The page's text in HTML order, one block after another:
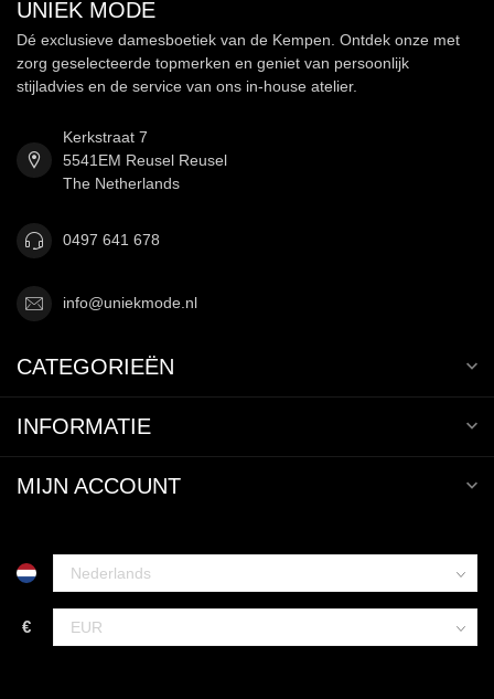
UNIEK MODE
Dé exclusieve damesboetiek van de Kempen. Ontdek onze met
zorg geselecteerde topmerken en geniet van persoonlijk
stijladvies en de service van ons in-house atelier.
Kerkstraat 7
5541EM Reusel Reusel
The Netherlands
0497 641 678
info@uniekmode.nl
CATEGORIEËN
INFORMATIE
MIJN ACCOUNT
€